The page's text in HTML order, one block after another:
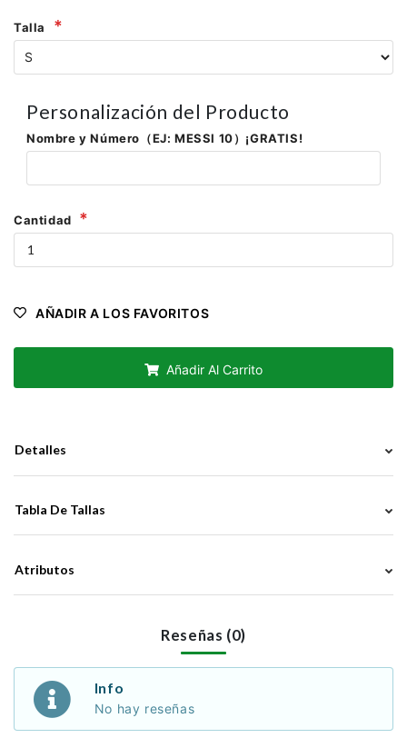
Talla
Personalización del Producto
Nombre y Número（EJ: MESSI 10）¡GRATIS!
Cantidad
AÑADIR A LOS FAVORITOS
Añadir Al Carrito
Detalles
Tabla De Tallas
Atributos
Reseñas (0)
Info
No hay reseñas